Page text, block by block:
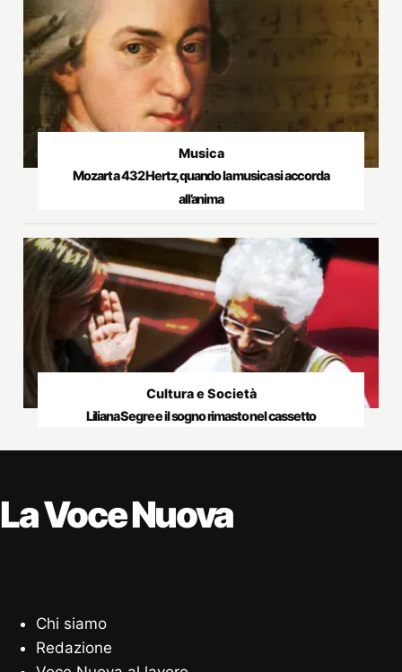
Musica
Mozart a 432 Hertz, quando la musica si accorda
all’anima
Cultura e Società
Liliana Segre e il sogno rimasto nel cassetto
La Voce Nuova
Chi siamo
Redazione